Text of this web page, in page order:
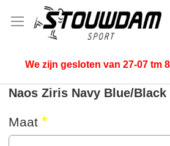
We zijn gesloten van 27-07 tm
Naos Ziris Navy Blue/Black
Maat